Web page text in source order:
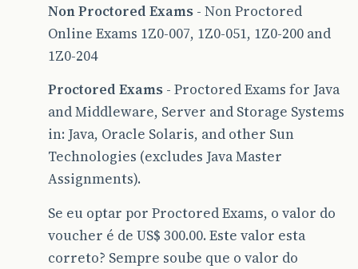
Non Proctored Exams - Non Proctored
Online Exams 1Z0-007, 1Z0-051, 1Z0-200 and
1Z0-204
Proctored Exams - Proctored Exams for Java
and Middleware, Server and Storage Systems
in: Java, Oracle Solaris, and other Sun
Technologies (excludes Java Master
Assignments).
Se eu optar por Proctored Exams, o valor do
voucher é de US$ 300.00. Este valor esta
correto? Sempre soube que o valor do